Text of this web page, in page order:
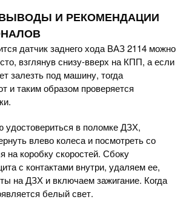
И РЕКОМЕНДАЦИИ
датчик заднего хода ВАЗ 2114 можно
взглянув снизу-вверх на КПП, а если
залезть под машину, тогда
и таким образом проверяется
удостовериться в поломке ДЗХ,
влево колеса и посмотреть со
на коробку скоростей. Сбоку
с контактами внутри, удаляем ее,
на ДЗХ и включаем зажигание. Когда
белый свет.